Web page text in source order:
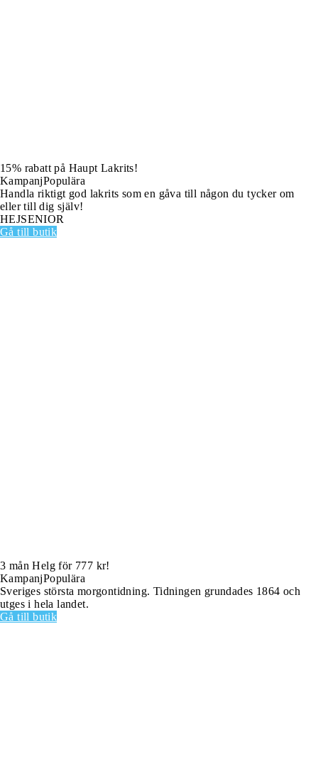
15% rabatt på Haupt Lakrits!
KampanjPopulära
Handla riktigt god lakrits som en gåva till någon du tycker om
eller till dig själv!
HEJSENIOR
Gå till butik
3 mån Helg för 777 kr!
KampanjPopulära
Sveriges största morgontidning. Tidningen grundades 1864 och
utges i hela landet.
Gå till butik